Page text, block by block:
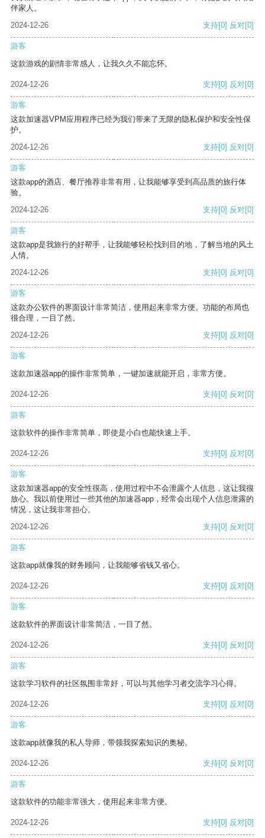
伴家人。
2024-12-26
支持[0] 反对[0]
游客
这款游戏的剧情非常感人，让我久久不能忘怀。
2024-12-26 支持[0] 反对[0]
游客
这款加速器VPM应用程序已经为我们带来了无限的隐私保护和安全性保
护。
2024-12-26
支持[0] 反对[0]
游客
这款app的酒店、餐厅推荐非常有用，让我能够享受到高品质的旅行体
验。
2024-12-26
支持[0] 反对[0]
游客
这款app是我旅行的好帮手，让我能够轻松找到目的地，了解当地的风土
人情。
2024-12-26
支持[0] 反对[0]
游客
这款办公软件的界面设计非常简洁，使用起来非常方便。功能的布局也
很合理，一目了然。
2024-12-26
支持[0] 反对[0]
游客
这款加速器app的操作非常简单，一键加速就能开启，非常方便。
2024-12-26 支持[0] 反对[0]
游客
这款软件的操作非常简单，即使是小白也能快速上手。
2024-12-26 支持[0] 反对[0]
游客
这款加速器app的安全性很高，使用过程中不会泄露个人信息，这让我很
放心。我以前使用过一些其他的加速器app，经常会出现个人信息泄露的
情况，这让我非常担心。
2024-12-26
支持[0] 反对[0]
游客
这款app就像我的财务顾问，让我能够省钱又省心。
2024-12-26 支持[0] 反对[0]
游客
这款软件的界面设计非常简洁，一目了然。
2024-12-26 支持[0] 反对[0]
游客
这款学习软件的社区氛围非常好，可以与其他学习者交流学习心得。
2024-12-26 支持[0] 反对[0]
游客
这款app就像我的私人导师，带领我探索知识的奥秘。
2024-12-26 支持[0] 反对[0]
游客
这款软件的功能非常强大，使用起来非常方便。
2024-12-26 支持[0] 反对[0]